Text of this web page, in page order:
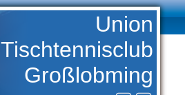
Union
Tischtennisclub
Großlobming